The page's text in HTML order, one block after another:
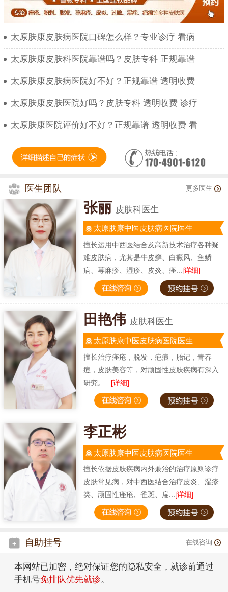
太原肤康皮肤病医院口碑怎么样？专业诊疗 看病
太原肤康皮肤科医院靠谱吗？皮肤专科 正规靠谱
太原肤康皮肤病医院好不好？正规靠谱 透明收费
太原肤康皮肤医院好吗？皮肤专科 透明收费 诊疗
太原肤康医院评价好不好？正规靠谱 透明收费 看
医生团队 更多医生
张丽 皮肤科医生
太原肤康中医皮肤病医院医生
擅长运用中西医结合及高新技术治疗各种疑
难皮肤病，尤其是牛皮癣、白癜风、鱼鳞
病、荨麻疹、湿疹、皮炎、痤... [详细]
田艳伟 皮肤科医生
太原肤康中医皮肤病医院医生
擅长治疗痤疮，脱发，疤痕，胎记，青春
痘，皮肤美容等，对顽固性皮肤疾病有深入
研究。... [详细]
李正彬
太原肤康中医皮肤病医院医生
擅长依据皮肤疾病内外兼治的治疗原则诊疗
皮肤常见病，对中西医结合治疗皮炎、湿疹
类、顽固性痤疮、雀斑、扁...[详细]
自助挂号 在线咨询
本网站已加密，绝对保证您的隐私安全，就诊前通过
手机号免排队优先就诊。